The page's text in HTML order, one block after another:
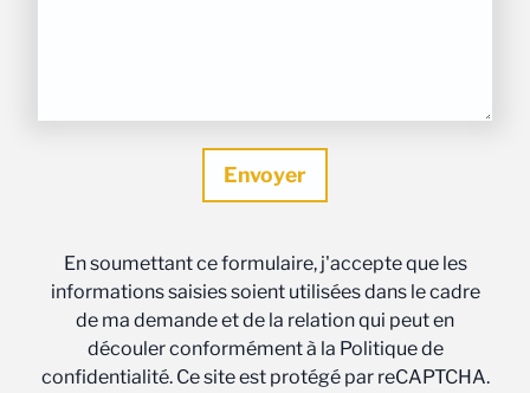
En soumettant ce formulaire, j'accepte que les
informations saisies soient utilisées dans le cadre
de ma demande et de la relation qui peut en
découler conformément à la Politique de
confidentialité. Ce site est protégé par reCAPTCHA.